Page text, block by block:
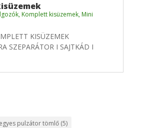
, Komplett kisüzemek, Mini
KISÜZEMEK
SZEPARÁTOR I SAJTKÁD I
egyes pulzátor tömlő(5)